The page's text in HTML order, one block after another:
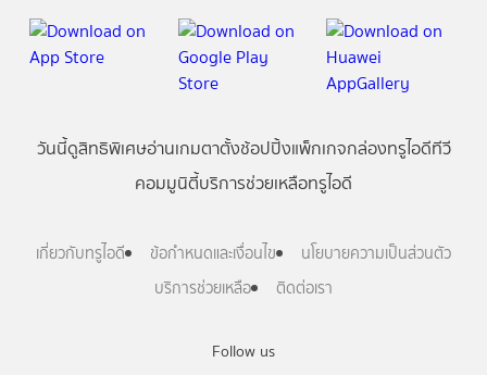
Follow us
วันนี้ดูสิทธิพิเศษอ่านเกมตาตั้งช้อปปิ้งแพ็กเกจกล่องทรูไอดีทีวี
คอมมูนิตี้บริการช่วยเหลือทรูไอดี
เกี่ยวกับทรูไอดี ข้อกำหนดและเงื่อนไข
นโยบายความเป็นส่วนตัว
บริการช่วยเหลือ
ติดต่อเรา